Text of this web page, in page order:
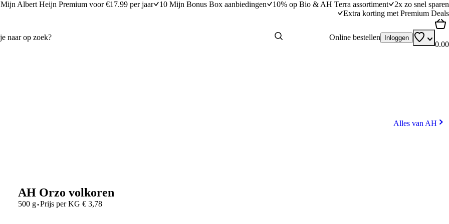
Mijn Albert Heijn Premium voor €17.99 per jaar 10 Mijn Bonus Box aanbiedingen 10% op Bio & AH Terra assortiment
2x zo snel sparen
Extra korting met Premium Deals
Online bestellen Inloggen
0.00
Alles van AH
AH Orzo volkoren
500 g·Prijs per KG € 3,78